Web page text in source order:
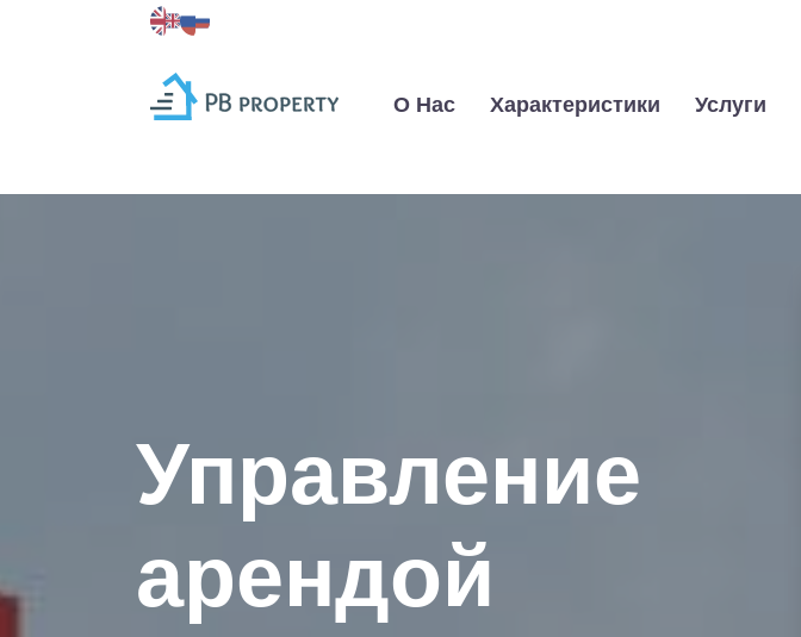
О Нас Характеристики Услуги
Управление
арендой